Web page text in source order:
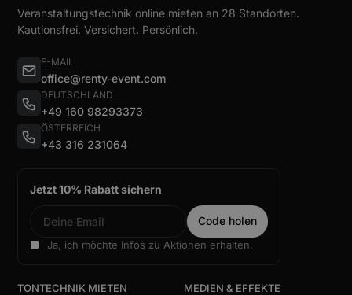
Veranstaltungstechnik online mieten an 28 Standorten.
Kautionsfrei. Versichert. Persönlich.
E-MAIL
office@renty-event.com
DEUTSCHLAND
+49 160 98293373
ÖSTERREICH
+43 316 231064
Jetzt 10% Rabatt sichern
Ja, ich möchte Infos zu Aktionen erhalten.
TONTECHNIK MIETEN MEDIEN & EFFEKTE